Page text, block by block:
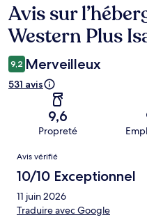
Avis
Avis sur
Western Plus
9,2 Merveilleux
531 avis
9,6
Propreté
Avis
Avis vérifié
10/10 Exceptionnel
11 juin 2026
Traduire avec Google